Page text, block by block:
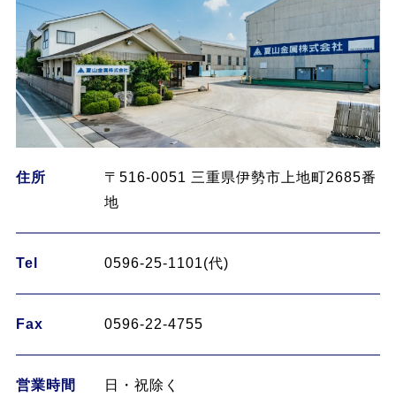
住所
〒516-0051 三重県伊勢市上地町2685番
地
Tel 0596-25-1101(代)
Fax 0596-22-4755
営業時間
日・祝除く